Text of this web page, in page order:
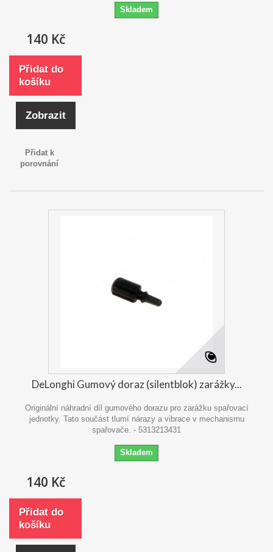
Skladem
140 Kč
Přidat do
košíku
Zobrazit
Přidat k
porovnání
DeLonghi Gumový doraz (silentblok) zarážky...
Originální náhradní díl gumového dorazu pro zarážku spařovací
jednotky. Tato součást tlumí nárazy a vibrace v mechanismu
spařovače. - 5313213431
Skladem
140 Kč
Přidat do
košíku